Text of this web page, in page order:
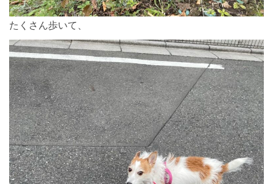
たくさん歩いて、